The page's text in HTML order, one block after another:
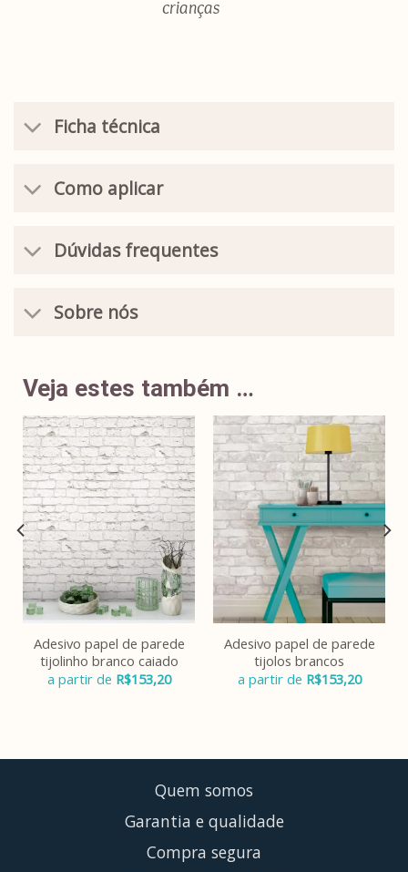
crianças
Ficha técnica
Como aplicar
Dúvidas frequentes
Sobre nós
Veja estes também …
Adesivo papel de parede
tijolinho branco caiado
a partir de R$153,20
Adesivo papel de parede
tijolos brancos
a partir de R$153,20
Quem somos
Garantia e qualidade
Compra segura